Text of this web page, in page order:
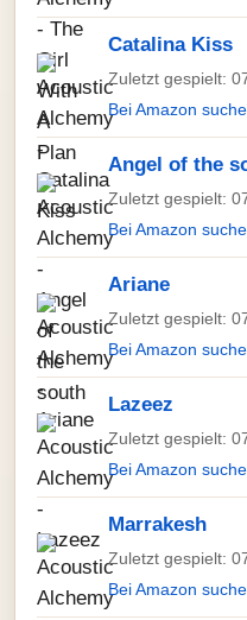
Catalina Kiss
Zuletzt gespielt:
Bei Amazon
Angel of the
Zuletzt gespielt:
Bei Amazon
Ariane
Zuletzt gespielt:
Bei Amazon
Lazeez
Zuletzt gespielt:
Bei Amazon
Marrakesh
Zuletzt gespielt:
Bei Amazon